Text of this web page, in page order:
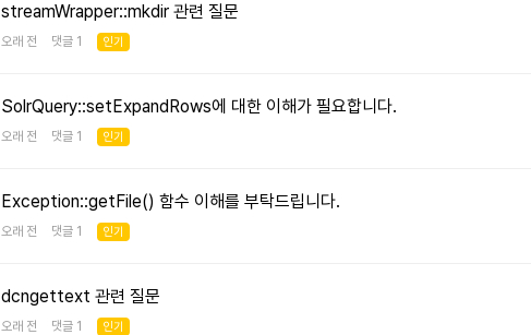
streamWrapper::mkdir 관련 질문
오래 전 댓글 1 인기
SolrQuery::setExpandRows에 대한 이해가 필요합니다.
오래 전 댓글 1 인기
Exception::getFile() 함수 이해를 부탁드립니다.
오래 전 댓글 1 인기
dcngettext 관련 질문
오래 전 댓글 1 인기